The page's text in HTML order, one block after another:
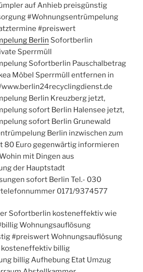
auf Anhieb preisgünstig
#Wohnungsentrümpelung
#preiswert
Berlin Sofortberlin
Sperrmüll
Sofortberlin Pauschalbetrag
Möbel Sperrmüll entfernen in
www.berlin24recyclingdienst.de
Berlin Kreuzberg jetzt,
sofort Berlin Halensee jetzt,
sofort Berlin Grunewald
Berlin inzwischen zum
80 Euro gegenwärtig informieren
mit Dingen aus
der Hauptstadt
sofort Berlin Tel.- 030
0171/9374577
Sofortberlin kosteneffektiv wie
Wohnungsauflösung
#preiswert Wohnungsauflösung
billig
billig Aufhebung Etat Umzug